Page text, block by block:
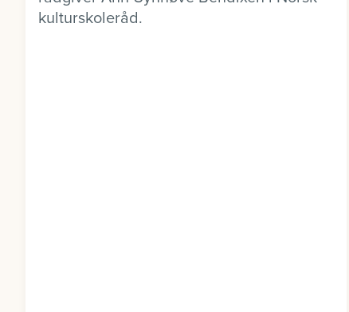
kulturskoleråd.